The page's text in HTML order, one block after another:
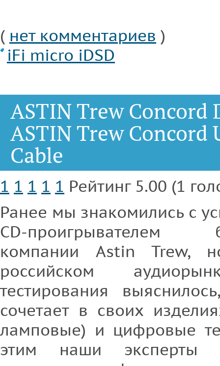
( нет комментариев )
iFi micro iDSD
ASTIN Trew Concord
ASTIN Trew Concord
Cable
1 1 1 1 1 Рейтинг 5.00 (1
Ранее мы знакомились с
CD-проигрывателем
компании Astin Trew,
российском
тестирования
сочетает в своих
ламповые) и цифровые
этим наши эксперты